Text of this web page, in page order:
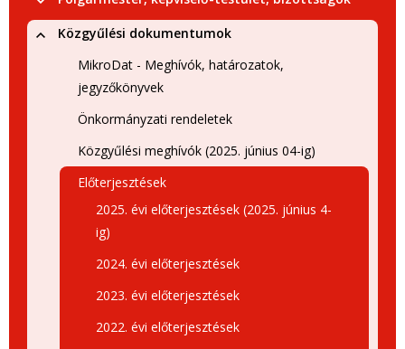
Közgyűlési dokumentumok
MikroDat - Meghívók, határozatok,
jegyzőkönyvek
Önkormányzati rendeletek
Közgyűlési meghívók (2025. június 04-ig)
Előterjesztések
2025. évi előterjesztések (2025. június 4-
ig)
2024. évi előterjesztések
2023. évi előterjesztések
2022. évi előterjesztések